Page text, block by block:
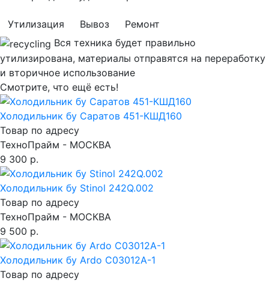
Утилизация Вывоз
Ремонт
Вся техника будет правильно
утилизирована, материалы отправятся на переработку
и вторичное использование
Смотрите, что ещё есть!
Холодильник бу Саратов 451-КШД160
Товар по адресу
ТехноПрайм - МОСКВА
9 300 р.
Холодильник бу Stinol 242Q.002
Товар по адресу
ТехноПрайм - МОСКВА
9 500 р.
Холодильник бу Ardo C03012A-1
Товар по адресу